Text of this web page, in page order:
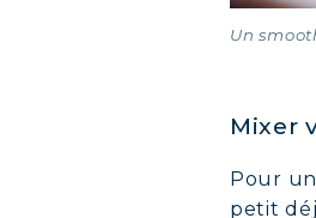
Un
Mixer
Pour
petit